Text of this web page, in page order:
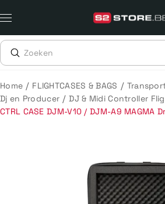
naar
content
Home / FLIGHTCASES & BAGS /
Dj en Producer / DJ & Midi Controller
CTRL CASE DJM-V10 / DJM-A9 MAGMA